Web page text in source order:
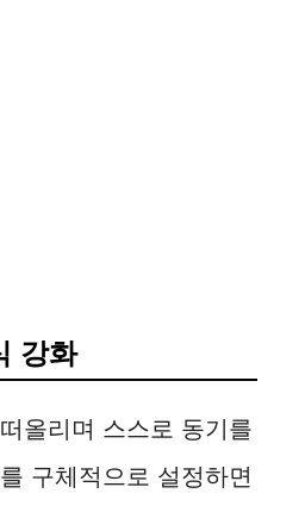
강화
올리며 스스로 동기를
구체적으로 설정하면